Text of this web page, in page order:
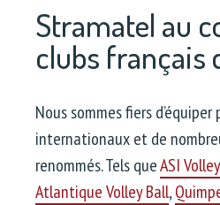
Stramatel au
clubs français
Nous sommes fiers
internationaux et de
renommés. Tels queASI Volley
Atlantique Volley Ball,